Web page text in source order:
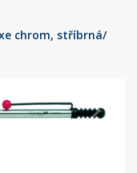
chrom, stříbrná/